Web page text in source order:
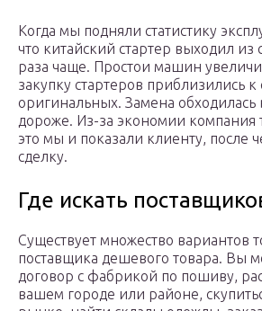
Когда мы подняли статистику
что китайский стартер выходил из
раза чаще. Простои машин
закупку стартеров приблизились к
оригинальных. Замена обходилась
дороже. Из-за экономии компания
это мы и показали клиенту, после
сделку.
Где искать
Существует множество вариантов
поставщика дешевого товара. Вы
договор с фабрикой по пошиву,
вашем городе или районе,